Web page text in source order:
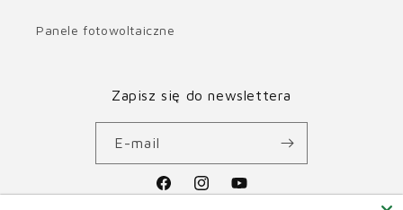
Panele fotowoltaiczne
Zapisz się do newslettera
E-mail
FacebookInstagramYoutube